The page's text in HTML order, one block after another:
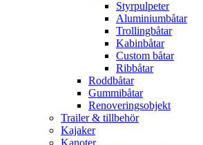
Styrpulpeter
Aluminiumbåtar
Trollingbåtar
Kabinbåtar
Custom båtar
Ribbåtar
Roddbåtar
Gummibåtar
Renoveringsobjekt
Trailer & tillbehör
Kajaker
Kanoter